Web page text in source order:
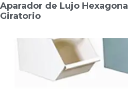
Aparador de Lujo
Giratorio